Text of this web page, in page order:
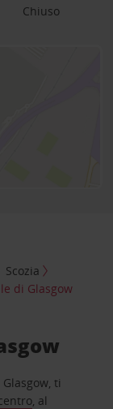
Chiuso
Scozia
di Glasgow
ti
, al